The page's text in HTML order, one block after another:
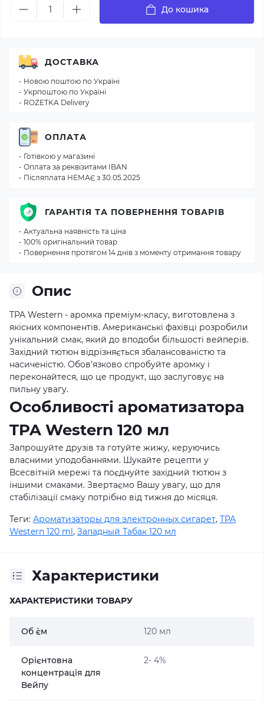
До кошика
Опис
TPA Western - аромка преміум-класу, виготовлена з
якісних компонентів. Американські фахівці розробили
унікальний смак, який до вподоби більшості вейперів.
Західний тютюн відрізняється збалансованістю та
насиченістю. Обов'язково спробуйте аромку і
переконайтеся, що це продукт, що заслуговує на
пильну увагу.
Особливості ароматизатора
TPA Western 120 мл
Запрошуйте друзів та готуйте жижу, керуючись
власними уподобаннями. Шукайте рецепти у
Всесвітній мережі та поєднуйте західний тютюн з
іншими смаками. Звертаємо Вашу увагу, що для
стабілізації смаку потрібно від тижня до місяця.
Теги: Ароматизаторы для электронных сигарет, TPA
Western 120 ml, Западный Табак 120 мл
Характеристики
ХАРАКТЕРИСТИКИ ТОВАРУ
Об `єм 120 мл
Орієнтовна
концентрація для
Вейпу
2- 4%
ДОСТАВКА
- Новою поштою по Україні
- Укрпоштою по Україні
- ROZETKA Delivery
ОПЛАТА
- Готівкою у магазині
- Оплата за реквізитами IBAN
- Післяплата НЕМАЄ з 30.05.2025
ГАРАНТІЯ ТА ПОВЕРНЕННЯ ТОВАРІВ
- Актуальна наявність та ціна
- 100% оригінальний товар
- Повернення протягом 14 днів з моменту отримання товару